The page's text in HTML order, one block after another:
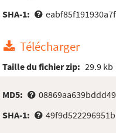
SHA-1:
Télécharger
Taille du fichier zip: 29.9 kb
MD5:
SHA-1: